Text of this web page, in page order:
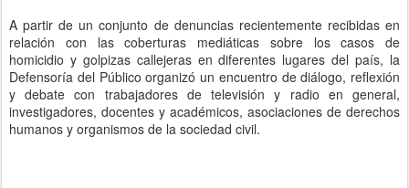
A partir de un conjunto de denuncias recientemente recibidas en
relación con las coberturas mediáticas sobre los casos de
homicidio y golpizas callejeras en diferentes lugares del país, la
Defensoría del Público organizó un encuentro de diálogo, reflexión
y debate con trabajadores de televisión y radio en general,
investigadores, docentes y académicos, asociaciones de derechos
humanos y organismos de la sociedad civil.